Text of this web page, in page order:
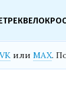
ТРЕК
VK или MAX.